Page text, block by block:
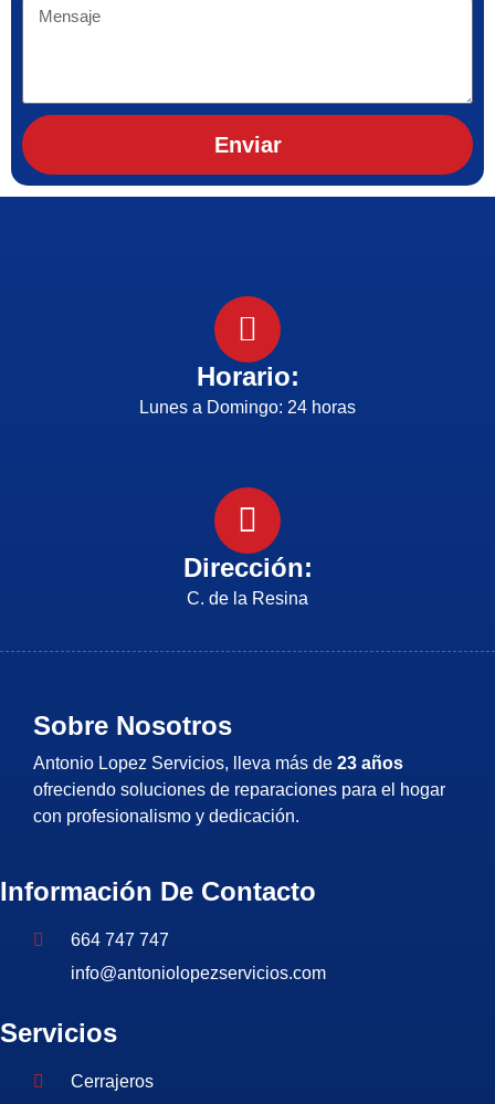
Enviar
Horario:
Lunes a Domingo: 24 horas
Dirección:
C. de la Resina
Sobre Nosotros
Antonio Lopez Servicios, lleva más de 23 años
ofreciendo soluciones de reparaciones para el hogar
con profesionalismo y dedicación.
Información De Contacto
664 747 747
info@antoniolopezservicios.com
Servicios
Cerrajeros